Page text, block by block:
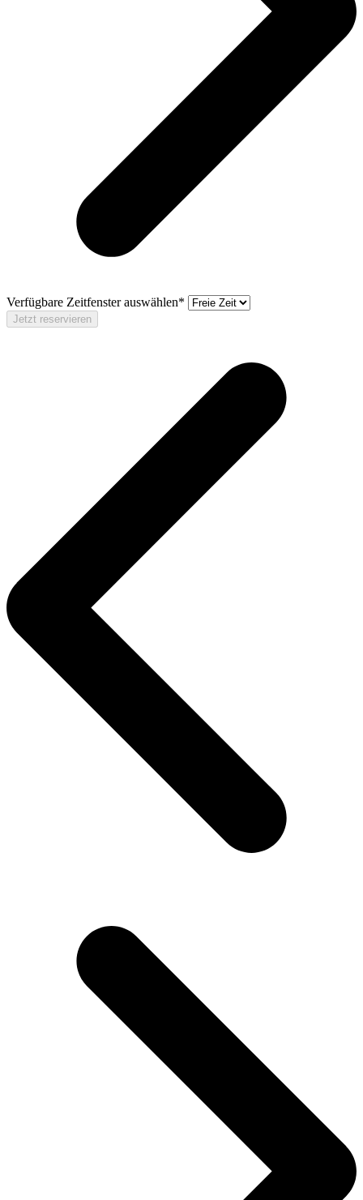
Verfügbare Zeitfenster auswählen*
Jetzt reservieren